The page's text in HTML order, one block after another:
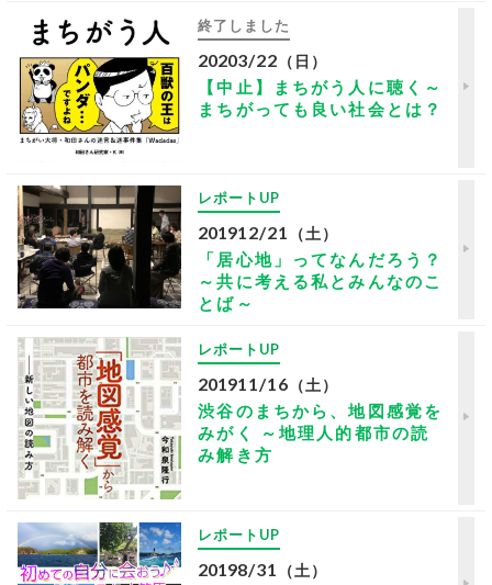
終了しました
20203/22 （日）
【中止】まちがう人に聴く～
まちがっても良い社会とは？
レポートUP
201912/21 （土）
「居心地」ってなんだろう？
～共に考える私とみんなのこ
とば～
レポートUP
201911/16 （土）
渋谷のまちから、地図感覚を
みがく ～地理人的都市の読
み解き方
レポートUP
20198/31 （土）